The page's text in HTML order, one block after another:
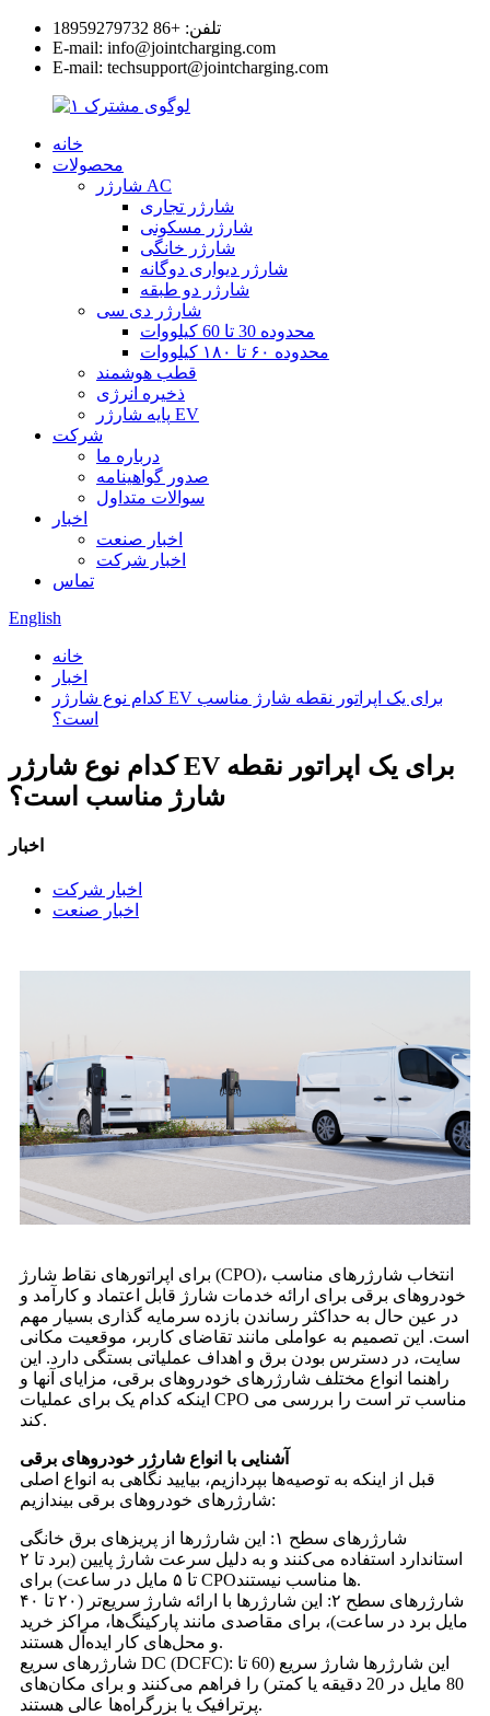
تلفن: +86 18959279732
E-mail: info@jointcharging.com
E-mail: techsupport@jointcharging.com
خانه
محصولات
شارژر AC
شارژر تجاری
شارژر مسکونی
شارژر خانگی
شارژر دیواری دوگانه
شارژر دو طبقه
شارژر دی سی
محدوده 30 تا 60 کیلووات
محدوده ۶۰ تا ۱۸۰ کیلووات
قطب هوشمند
ذخیره انرژی
پایه شارژر EV
شرکت
درباره ما
صدور گواهینامه
سوالات متداول
اخبار
اخبار صنعت
اخبار شرکت
تماس
English
خانه
اخبار
کدام نوع شارژر EV برای یک اپراتور نقطه شارژ مناسب
است؟
کدام نوع شارژر EV برای یک اپراتور نقطه
شارژ مناسب است؟
اخبار
اخبار شرکت
اخبار صنعت
برای اپراتورهای نقاط شارژ (CPO)، انتخاب شارژرهای مناسب
خودروهای برقی برای ارائه خدمات شارژ قابل اعتماد و کارآمد و
در عین حال به حداکثر رساندن بازده سرمایه گذاری بسیار مهم
است. این تصمیم به عواملی مانند تقاضای کاربر، موقعیت مکانی
سایت، در دسترس بودن برق و اهداف عملیاتی بستگی دارد. این
راهنما انواع مختلف شارژرهای خودروهای برقی، مزایای آنها و
اینکه کدام یک برای عملیات CPO مناسب تر است را بررسی می
کند.
آشنایی با انواع شارژر خودروهای برقی
قبل از اینکه به توصیه‌ها بپردازیم، بیایید نگاهی به انواع اصلی
شارژرهای خودروهای برقی بیندازیم:
شارژرهای سطح ۱: این شارژرها از پریزهای برق خانگی
استاندارد استفاده می‌کنند و به دلیل سرعت شارژ پایین (برد تا ۲
تا ۵ مایل در ساعت) برای CPOها مناسب نیستند.
شارژرهای سطح ۲: این شارژرها با ارائه شارژ سریع‌تر (۲۰ تا ۴۰
مایل برد در ساعت)، برای مقاصدی مانند پارکینگ‌ها، مراکز خرید
و محل‌های کار ایده‌آل هستند.
شارژرهای سریع DC (DCFC): این شارژرها شارژ سریع (60 تا
80 مایل در 20 دقیقه یا کمتر) را فراهم می‌کنند و برای مکان‌های
پرترافیک یا بزرگراه‌ها عالی هستند.